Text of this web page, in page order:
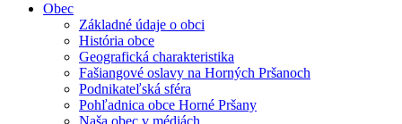
Obec
Základné údaje o obci
História obce
Geografická charakteristika
Fašiangové oslavy na Horných Pršanoch
Podnikateľská sféra
Pohľadnica obce Horné Pršany
Naša obec v médiách